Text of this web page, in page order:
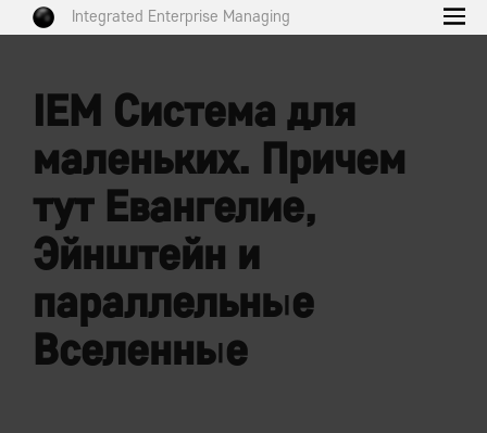
Integrated Enterprise Managing
IEM Система для
маленьких. Причем
тут Евангелие,
Эйнштейн и
параллельные
Вселенные